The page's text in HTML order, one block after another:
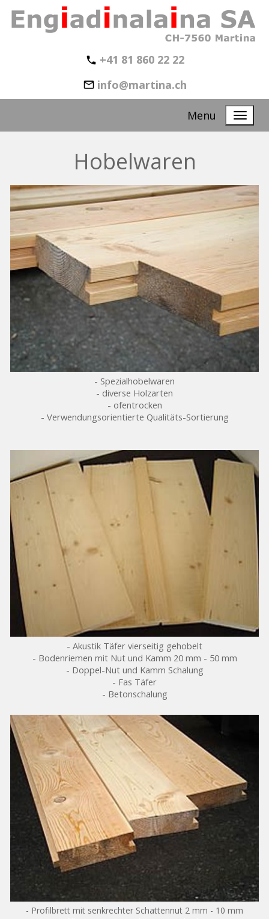
+41 81 860 22 22
info@martina.ch
Menu
Hobelwaren
- Spezialhobelwaren
- diverse Holzarten
- ofentrocken
- Verwendungsorientierte Qualitäts-Sortierung
- Akustik Täfer vierseitig gehobelt
- Bodenriemen mit Nut und Kamm 20 mm - 50 mm
- Doppel-Nut und Kamm Schalung
- Fas Täfer
- Betonschalung
- Profilbrett mit senkrechter Schattennut 2 mm - 10 mm